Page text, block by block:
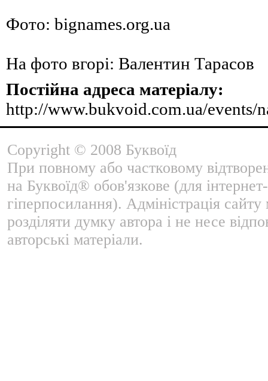
Фото: bignames.org.ua
На фото вгорі: Валентин Тарасов
Постійна адреса матеріалу:
http://www.bukvoid.com.ua/events/
Copyright © 2008 Буквоїд
При повному або частковому
на Буквоїд® обов'язкове (для
гіперпосилання). Адміністрація
розділяти думку автора і не несе
авторські матеріали.